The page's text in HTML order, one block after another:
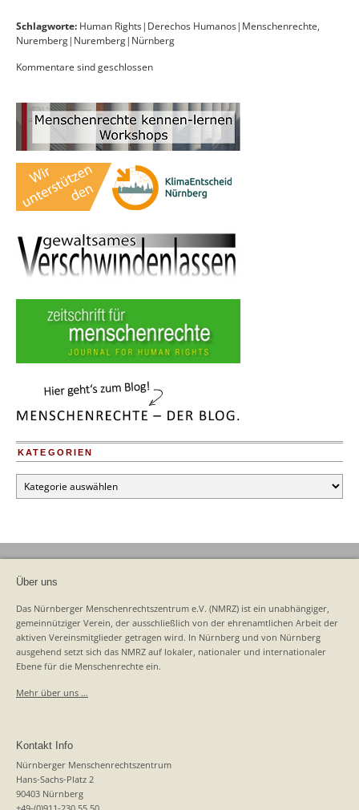
Schlagworte: Human Rights|Derechos Humanos|Menschenrechte,
Nuremberg|Nuremberg|Nürnberg
Kommentare sind geschlossen
KATEGORIEN
Kategorien
Über uns
Das Nürnberger Menschenrechtszentrum e.V. (NMRZ) ist ein unabhängiger,
gemeinnütziger Verein, der ausschließlich von der ehrenamtlichen Arbeit der
aktiven Vereinsmitglieder getragen wird. In Nürnberg und von Nürnberg
ausgehend setzt sich das NMRZ auf lokaler, nationaler und internationaler
Ebene für die Menschenrechte ein.
Mehr über uns …
Kontakt Info
Nürnberger Menschenrechtszentrum
Hans-Sachs-Platz 2
90403 Nürnberg